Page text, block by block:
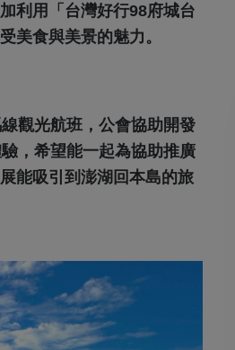
利用「台灣好行98府城台
美食與美景的魅力。
觀光航班，公會協助開發
，希望能一起為協助推廣
能吸引到澎湖回本島的旅